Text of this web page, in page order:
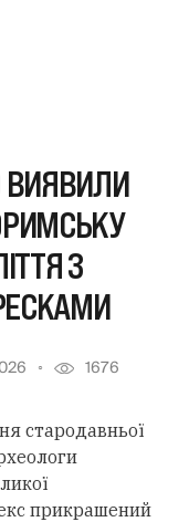
ВИЯВИЛИ
З
1676
стародавньої
прикрашений